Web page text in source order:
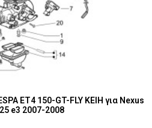
ET4 150-GT-FLY KEIH για Nexus
e3 2007-2008